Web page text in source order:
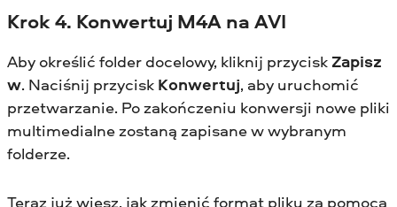
Krok 4. Konwertuj M4A na AVI
Aby określić folder docelowy, kliknij przycisk Zapisz
w. Naciśnij przycisk Konwertuj, aby uruchomić
przetwarzanie. Po zakończeniu konwersji nowe pliki
multimedialne zostaną zapisane w wybranym
folderze.
Teraz już wiesz, jak zmienić format pliku za pomocą